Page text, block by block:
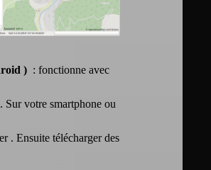
) : fonctionne avec
Sur votre smartphone ou
. Ensuite télécharger des